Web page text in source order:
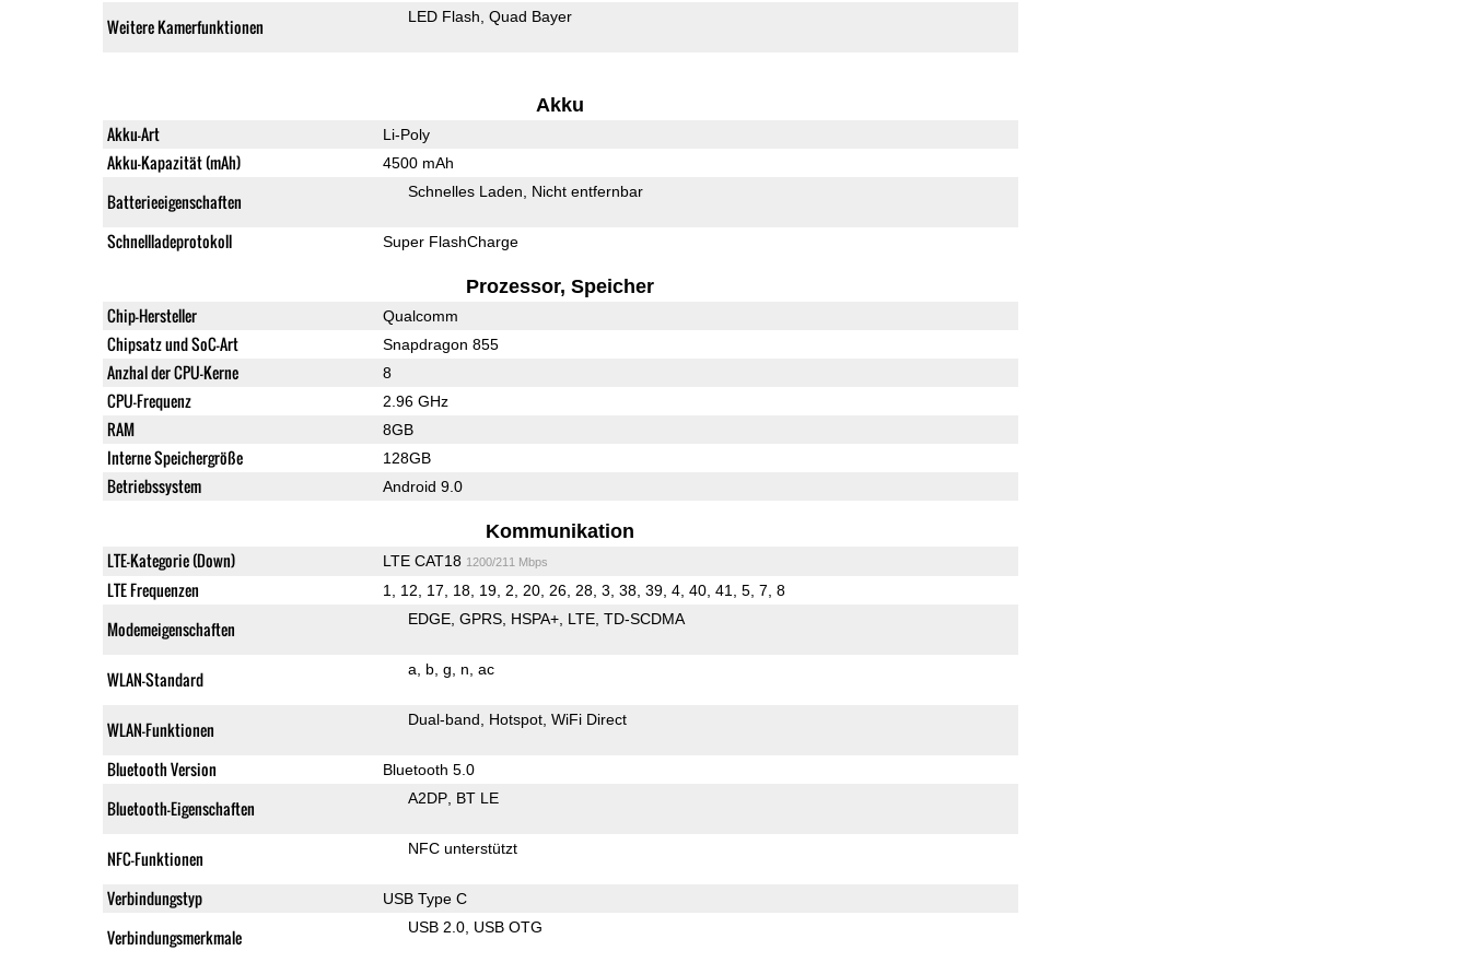
Weitere Kamerfunktionen LED Flash Quad Bayer
Akku
Akku-Art Li-Poly
Akku-Kapazität (mAh) 4500 mAh
Batterieeigenschaften Schnelles Laden Nicht entfernbar
Schnellladeprotokoll Super FlashCharge
Prozessor, Speicher
Chip-Hersteller Qualcomm
Chipsatz und SoC-Art Snapdragon 855
Anzhal der CPU-Kerne 8
CPU-Frequenz 2.96 GHz
RAM 8GB
Interne Speichergröße 128GB
Betriebssystem Android 9.0
Kommunikation
LTE-Kategorie (Down) LTE CAT18 1200/211 Mbps
LTE Frequenzen 1, 12, 17, 18, 19, 2, 20, 26, 28, 3, 38, 39, 4, 40, 41, 5, 7, 8
Modemeigenschaften EDGE GPRS HSPA+ LTE TD-SCDMA
WLAN-Standard a b g n ac
WLAN-Funktionen Dual-band Hotspot WiFi Direct
Bluetooth Version Bluetooth 5.0
Bluetooth-Eigenschaften A2DP BT LE
NFC-Funktionen NFC unterstützt
Verbindungstyp USB Type C
Verbindungsmerkmale USB 2.0 USB OTG